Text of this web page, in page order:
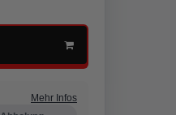
Mehr Infos